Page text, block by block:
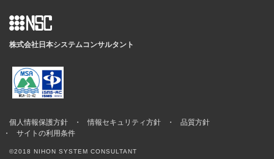
株式会社日本システムコンサルタント
個人情報保護方針 情報セキュリティ方針
品質方針
サイトの利用条件
©2018 NIHON SYSTEM CONSULTANT